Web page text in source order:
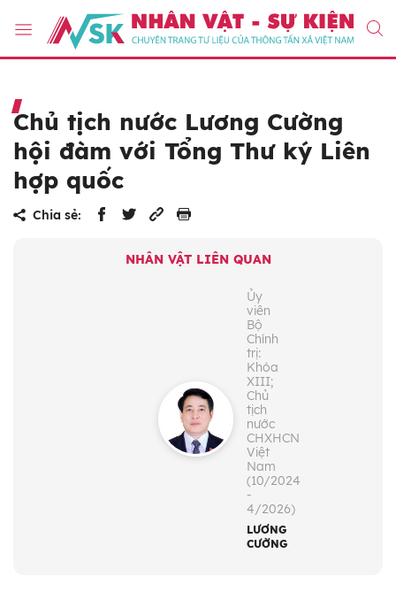
Chủ tịch nước Lương Cường
hội đàm với Tổng Thư ký Liên
hợp quốc
Chia sẻ:
NHÂN VẬT LIÊN QUAN
Ủy
viên
Bộ
Chính
trị:
Khóa
XIII;
Chủ
tịch
nước
CHXHCN
Việt
Nam
(10/2024
-
4/2026)
LƯƠNG
CƯỜNG